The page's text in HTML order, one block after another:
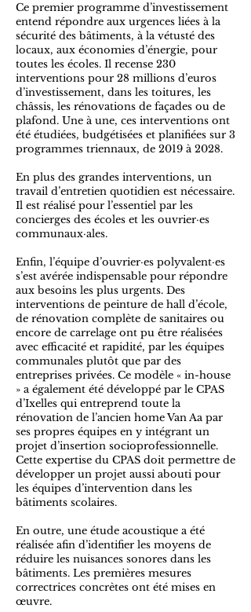
Ce premier programme d’investissement
entend répondre aux urgences liées à la
sécurité des bâtiments, à la vétusté des
locaux, aux économies d’énergie, pour
toutes les écoles. Il recense 230
interventions pour 28 millions d’euros
d’investissement, dans les toitures, les
châssis, les rénovations de façades ou de
plafond. Une à une, ces interventions ont
été étudiées, budgétisées et planifiées sur 3
programmes triennaux, de 2019 à 2028.​
En plus des grandes interventions, un
travail d’entretien quotidien est nécessaire.
Il est réalisé pour l’essentiel par les
concierges des écoles et les ouvrier·es
communaux·ales.
Enfin, l’équipe d’ouvrier·es polyvalent·es
s’est avérée indispensable pour répondre
aux besoins les plus urgents. Des
interventions de peinture de hall d’école,
de rénovation complète de sanitaires ou
encore de carrelage ont pu être réalisées
avec efficacité et rapidité, par les équipes
communales plutôt que par des
entreprises privées. Ce modèle « in-house
» a également été développé par le CPAS
d’Ixelles qui entreprend toute la
rénovation de l’ancien home Van Aa par
ses propres équipes en y intégrant un
projet d’insertion socioprofessionnelle.
Cette expertise du CPAS doit permettre de
développer un projet aussi abouti pour
les équipes d’intervention dans les
bâtiments scolaires.
En outre, une étude acoustique a été
réalisée afin d’identifier les moyens de
réduire les nuisances sonores dans les
bâtiments. Les premières mesures
correctrices concrètes ont été mises en
œuvre.